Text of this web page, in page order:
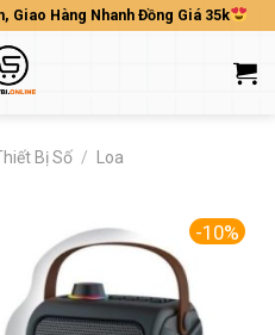
Giao Hàng Nhanh Đồng Giá 35k
Bị Số / Loa
-10%